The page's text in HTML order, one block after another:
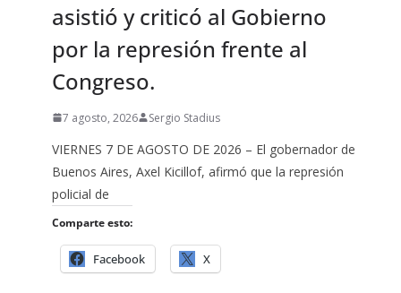
asistió y criticó al Gobierno
por la represión frente al
Congreso.
7 agosto, 2026 Sergio Stadius
VIERNES 7 DE AGOSTO DE 2026 – El gobernador de
Buenos Aires, Axel Kicillof, afirmó que la represión
policial de
Comparte esto:
Facebook X